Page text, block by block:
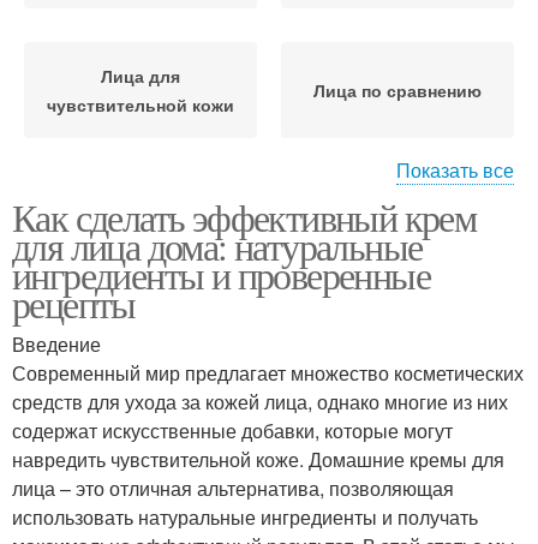
Лица для
чувствительной кожи
Лица по сравнению
Домашние аналоги
Условия для
расслабления
Маски для лица
Домашние скрабы
Руки в домашних
условиях
Показать все
Как сделать эффективный крем
для лица дома: натуральные
ингредиенты и проверенные
рецепты
Введение
Современный мир предлагает множество косметических
средств для ухода за кожей лица, однако многие из них
содержат искусственные добавки, которые могут
навредить чувствительной коже. Домашние кремы для
лица – это отличная альтернатива, позволяющая
использовать натуральные ингредиенты и получать